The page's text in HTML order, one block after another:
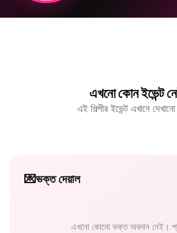
এখনো কোন ইভেন্ট
এই শিল্পীর ইভেন্ট এখানে
💌ভক্ত দেয়াল
এখনো কোনো ভক্ত অবদান নেই।